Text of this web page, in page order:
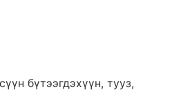
бүтээгдэхүүн, тууз,